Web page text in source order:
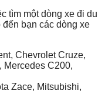
tìm một dòng xe đi du
đến bạn các dòng xe
Chevrolet Cruze,
Mercedes C200,
Zace, Mitsubishi,